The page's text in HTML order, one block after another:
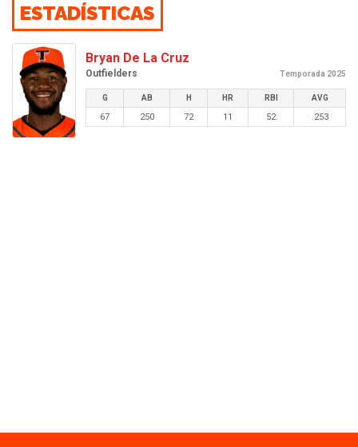
ESTADÍSTICAS
Bryan De La Cruz
Outfielders Temporada 2025
G AB H HR RBI AVG
67 250 72 11 52 .253